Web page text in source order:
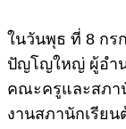
ในวันพุธ ที่ 8 กร
ปัญโญใหญ่ ผู้อำ
คณะครูและสภา
งานสภานักเรีย